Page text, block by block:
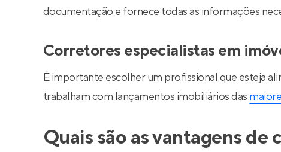
documentação e fornece todas as informações
Corretores especialistas em
É importante escolher um profissional que esteja
trabalham com lançamentos imobiliários das
Quais são as vantagens